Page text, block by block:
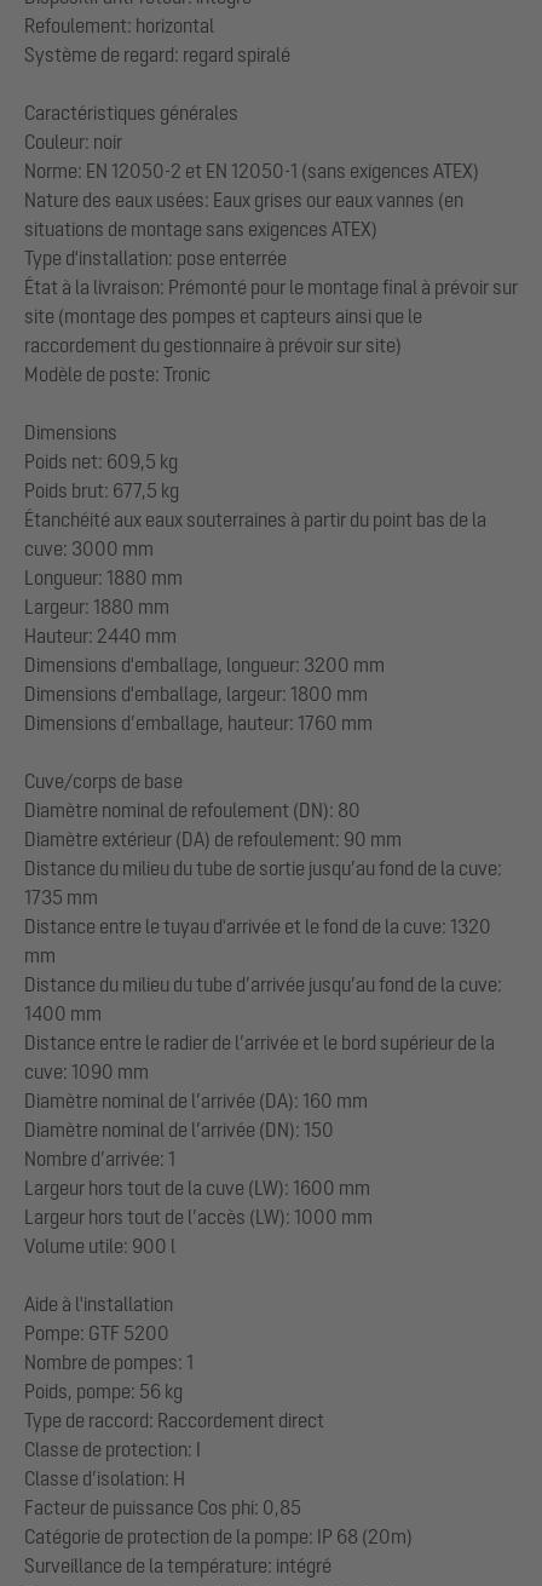
Refoulement: horizontal
Système de regard: regard spiralé
Caractéristiques générales
Couleur: noir
Norme: EN 12050-2 et EN 12050-1 (sans exigences ATEX)
Nature des eaux usées: Eaux grises our eaux vannes (en
situations de montage sans exigences ATEX)
Type d'installation: pose enterrée
État à la livraison: Prémonté pour le montage final à prévoir sur
site (montage des pompes et capteurs ainsi que le
raccordement du gestionnaire à prévoir sur site)
Modèle de poste: Tronic
Dimensions
Poids net: 609,5 kg
Poids brut: 677,5 kg
Étanchéité aux eaux souterraines à partir du point bas de la
cuve: 3000 mm
Longueur: 1880 mm
Largeur: 1880 mm
Hauteur: 2440 mm
Dimensions d'emballage, longueur: 3200 mm
Dimensions d'emballage, largeur: 1800 mm
Dimensions d’emballage, hauteur: 1760 mm
Cuve/corps de base
Diamètre nominal de refoulement (DN): 80
Diamètre extérieur (DA) de refoulement: 90 mm
Distance du milieu du tube de sortie jusqu’au fond de la cuve:
1735 mm
Distance entre le tuyau d'arrivée et le fond de la cuve: 1320
mm
Distance du milieu du tube d’arrivée jusqu’au fond de la cuve:
1400 mm
Distance entre le radier de l’arrivée et le bord supérieur de la
cuve: 1090 mm
Diamètre nominal de l’arrivée (DA): 160 mm
Diamètre nominal de l’arrivée (DN): 150
Nombre d’arrivée: 1
Largeur hors tout de la cuve (LW): 1600 mm
Largeur hors tout de l’accès (LW): 1000 mm
Volume utile: 900 l
Aide à l'installation
Pompe: GTF 5200
Nombre de pompes: 1
Poids, pompe: 56 kg
Type de raccord: Raccordement direct
Classe de protection: I
Classe d’isolation: H
Facteur de puissance Cos phi: 0,85
Catégorie de protection de la pompe: IP 68 (20m)
Surveillance de la température: intégré